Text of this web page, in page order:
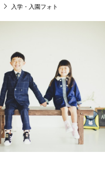
入学・入園フォト